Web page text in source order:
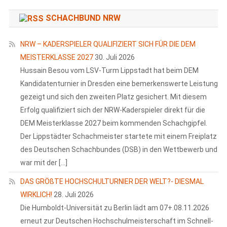
SCHACHBUND NRW
NRW – KADERSPIELER QUALIFIZIERT SICH FÜR DIE DEM
MEISTERKLASSE 2027 30. Juli 2026
Hussain Besou vom LSV-Turm Lippstadt hat beim DEM
Kandidatenturnier in Dresden eine bemerkenswerte Leistung
gezeigt und sich den zweiten Platz gesichert. Mit diesem
Erfolg qualifiziert sich der NRW-Kaderspieler direkt für die
DEM Meisterklasse 2027 beim kommenden Schachgipfel.
Der Lippstädter Schachmeister startete mit einem Freiplatz
des Deutschen Schachbundes (DSB) in den Wettbewerb und
war mit der […]
DAS GRÖßTE HOCHSCHULTURNIER DER WELT?- DIESMAL
WIRKLICH! 28. Juli 2026
Die Humboldt-Universität zu Berlin lädt am 07+.08.11.2026
erneut zur Deutschen Hochschulmeisterschaft im Schnell-